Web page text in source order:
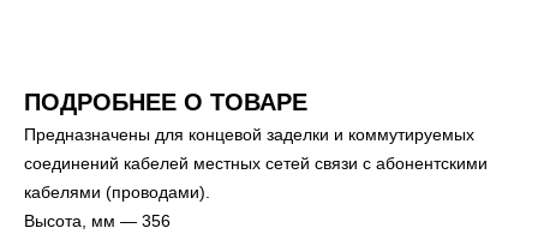
ПОДРОБНЕЕ О ТОВАРЕ
Предназначены для концевой заделки и коммутируемых
соединений кабелей местных сетей связи с абонентскими
кабелями (проводами).
Высота, мм — 356